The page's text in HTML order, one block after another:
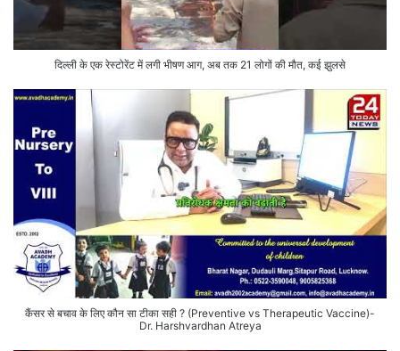
दिल्ली के एक रेस्टोरेंट में लगी भीषण आग, अब तक 21 लोगों की मौत, कई झुलसे
कैंसर से बचाव के लिए कौन सा टीका सही ? (Preventive vs Therapeutic Vaccine)-
Dr. Harshvardhan Atreya